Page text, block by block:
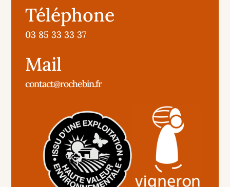
Téléphone
03 85 33 33 37
Mail
contact@rochebin.fr